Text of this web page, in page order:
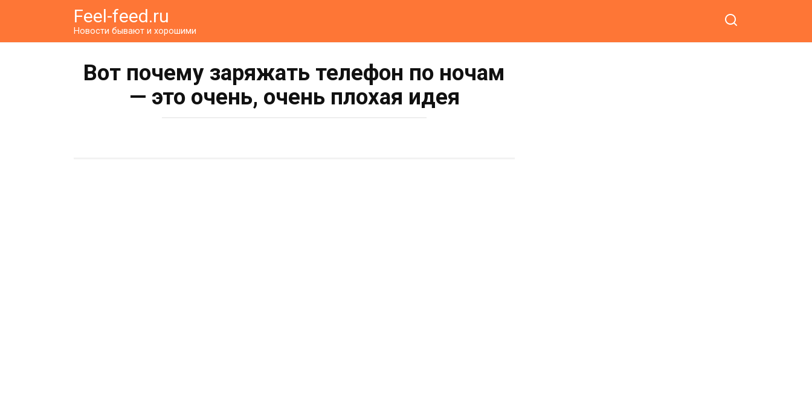
Feel-feed.ru
Новости бывают и хорошими
Вот почему заряжать телефон по ночам
— это очень, очень плохая идея